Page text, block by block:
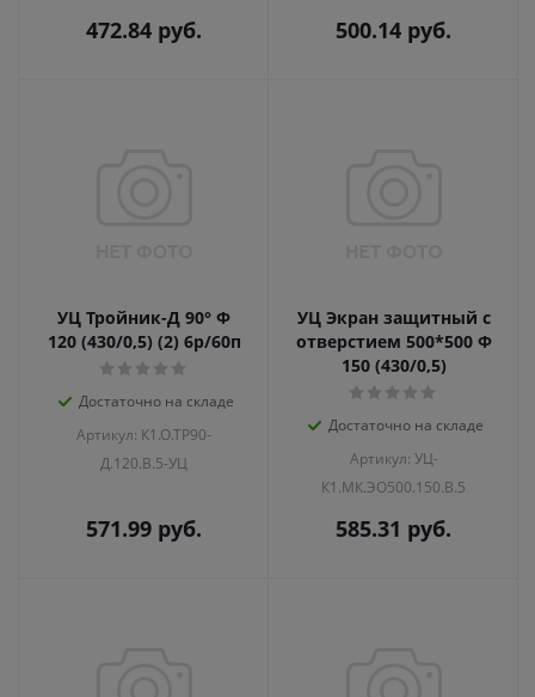
472.84 руб. 500.14 руб.
УЦ Тройник-Д 90° Ф
120 (430/0,5) (2) 6р/60п
Достаточно на складе
Артикул: К1.О.ТР90-
Д.120.В.5-УЦ
571.99 руб.
УЦ Экран защитный с
отверстием 500*500 Ф
150 (430/0,5)
Достаточно на складе
Артикул: УЦ-
К1.МК.ЭО500.150.В.5
585.31 руб.